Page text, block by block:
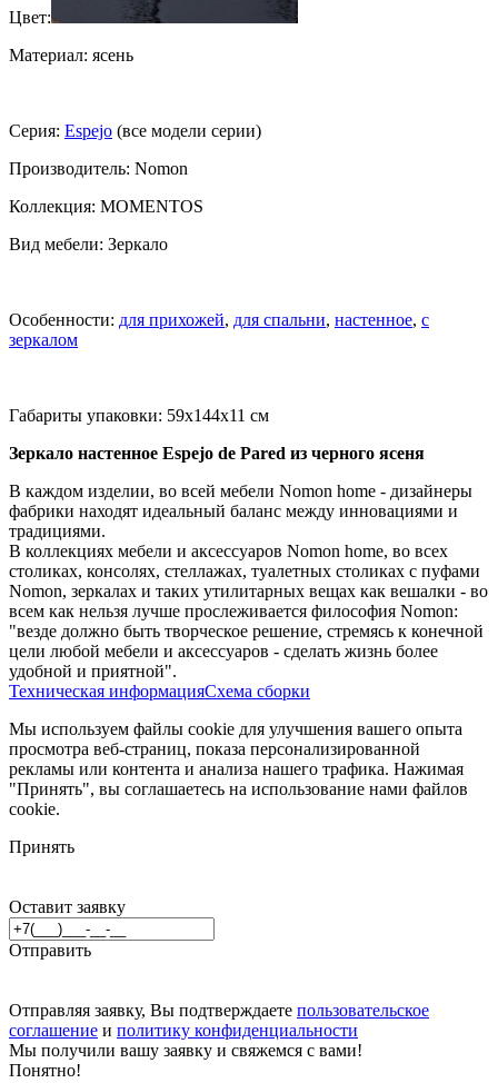
Цвет:
Материал: ясень
Серия: Espejo (все модели серии)
Производитель: Nomon
Коллекция: MOMENTOS
Вид мебели: Зеркало
Особенности: для прихожей, для спальни, настенное, с
зеркалом
Габариты упаковки: 59x144x11 см
Зеркало настенное Espejo de Pared из черного ясеня
В каждом изделии, во всей мебели Nomon home - дизайнеры
фабрики находят идеальный баланс между инновациями и
традициями.
В коллекциях мебели и аксессуаров Nomon home, во всех
столиках, консолях, стеллажах, туалетных столиках с пуфами
Nomon, зеркалах и таких утилитарных вещах как вешалки - во
всем как нельзя лучше прослеживается философия Nomon:
"везде должно быть творческое решение, стремясь к конечной
цели любой мебели и аксессуаров - сделать жизнь более
удобной и приятной".
Техническая информацияСхема сборки
Мы используем файлы cookie для улучшения вашего опыта
просмотра веб-страниц, показа персонализированной
рекламы или контента и анализа нашего трафика. Нажимая
"Принять", вы соглашаетесь на использование нами файлов
cookie.
Принять
Оставит заявку
Отправить
Отправляя заявку, Вы подтверждаете пользовательское
соглашение и политику конфиденциальности
Мы получили вашу заявку и свяжемся с вами!
Понятно!